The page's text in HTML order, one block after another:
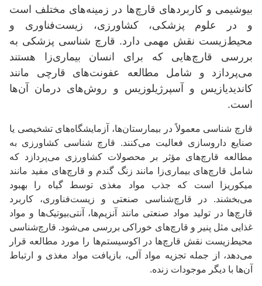
بیوشیمی و کاربردهای قارچ‌ها در زمینه‌های مختلف است
و در علوم پزشکی، کشاورزی، زیست‌فناوری و
محیط‌زیست نقش مهمی دارد. قارچ‌ شناسی پزشکی به
بررسی قارچ‌هایی که برای انسان بیماری‌زا هستند
می‌پردازد و شامل مطالعه عفونت‌های قارچی مانند
کاندیدیازیس و آسپرژیلوزیس و روش‌های درمان آن‌ها
است.
قارچ شناسی معمولاً در بیمارستان‌ها، آزمایشگاه‌های تشخیصی یا
صنایع داروسازی فعالیت می‌کنند. قارچ‌ شناسی کشاورزی به
مطالعه قارچ‌های مؤثر بر محصولات کشاورزی می‌پردازد که
شامل قارچ‌های بیماری‌زا مانند زنگ گندم و قارچ‌های مفید مانند
میکوریزا است که جذب مواد مغذی توسط گیاه را بهبود
می‌بخشند. در قارچ‌شناسی صنعتی و زیست‌فناوری، کاربرد
قارچ‌ها در تولید مواد صنعتی مانند آنزیم‌ها، آنتی‌بیوتیک‌ها و مواد
غذایی مثل پنیر و قارچ‌های خوراکی بررسی می‌شود. قارچ‌شناسی
محیط‌زیست نقش قارچ‌ها در اکوسیستم‌ها را مورد مطالعه قرار
می‌دهد، از جمله تجزیه مواد آلی، بازیافت مواد مغذی و ارتباط
آن‌ها با دیگر موجودات زنده.